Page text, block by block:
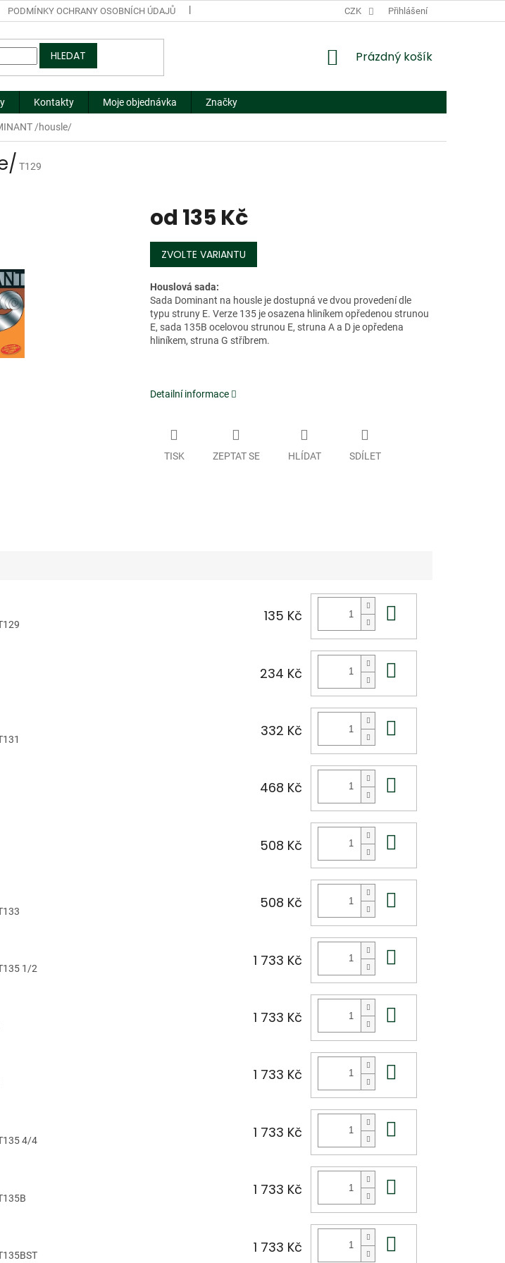
PODMÍNKY OCHRANY OSOBNÍCH ÚDAJŮ NÁHRADNÍ PLNĚNÍ
CZK Přihlášení
HLEDAT
NÁKUPNÍ
Prázdný košík
Kontakty Moje objednávka Značky
/housle/
T129
od 135 Kč
Měrná
cena:
ZVOLTE VARIANTU
Houslová sada:
Sada Dominant na housle je dostupná ve dvou provedení dle
typu struny E. Verze 135 je osazena hliníkem opředenou strunou
E, sada 135B ocelovou strunou E, struna A a D je opředena
hliníkem, struna G stříbrem.
Detailní informace
TISK ZEPTAT SE HLÍDAT SDÍLET
135 Kč
234 Kč
332 Kč
468 Kč
508 Kč
508 Kč
1/2 1 733 Kč
1 733 Kč
1 733 Kč
4/4 1 733 Kč
1 733 Kč
1 733 Kč